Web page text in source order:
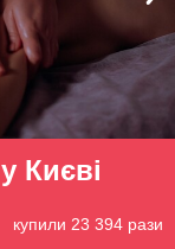
Києві
купили 23 394 рази